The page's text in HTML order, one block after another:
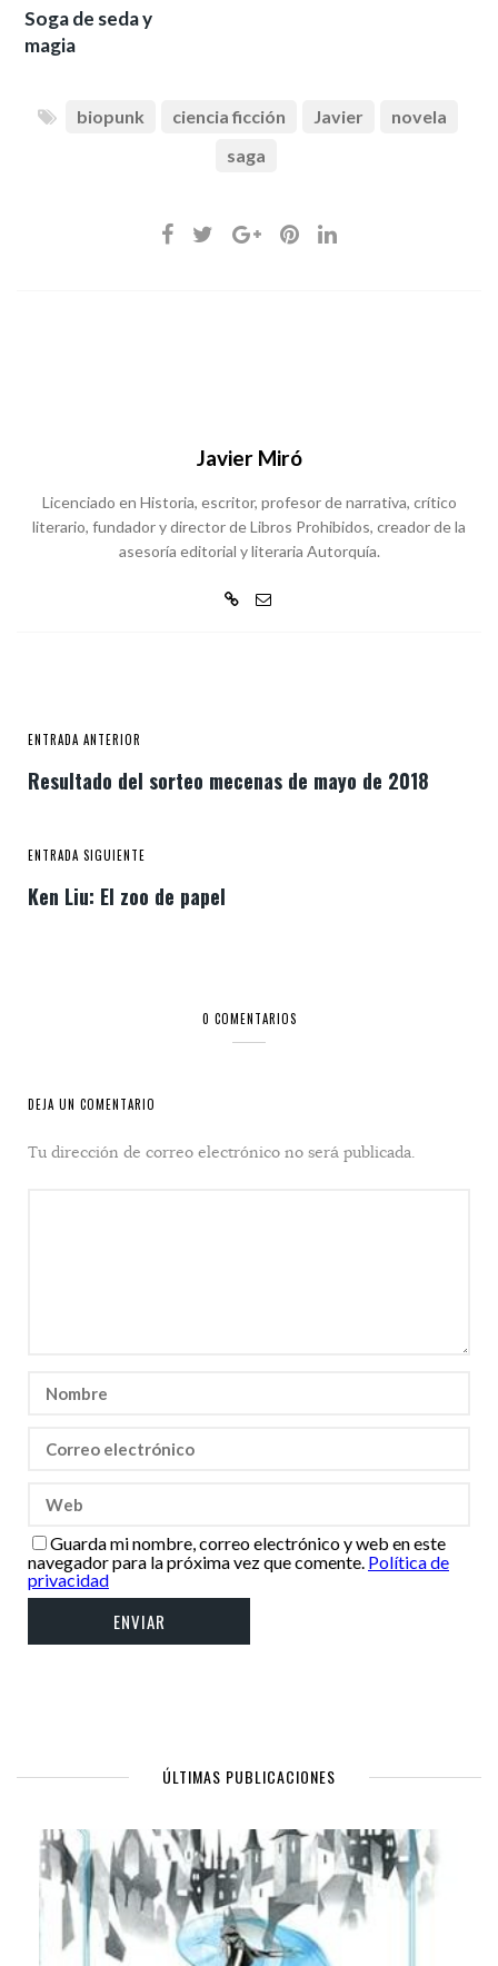
Soga de seda y
magia
biopunk ciencia ficción Javier
novela
saga
Javier Miró
Licenciado en Historia, escritor, profesor de narrativa, crítico
literario, fundador y director de Libros Prohibidos, creador de la
asesoría editorial y literaria Autorquía.
ENTRADA ANTERIOR
Resultado del sorteo mecenas de mayo de 2018
ENTRADA SIGUIENTE
Ken Liu: El zoo de papel
0 COMENTARIOS
DEJA UN COMENTARIO
Tu dirección de correo electrónico no será publicada.
Guarda mi nombre, correo electrónico y web en este
navegador para la próxima vez que comente. Política de
privacidad
ÚLTIMAS PUBLICACIONES